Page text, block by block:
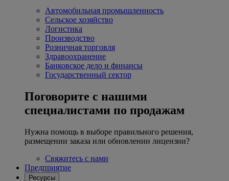
Автомобильная промышленность
Сельское хозяйство
Логистика
Производство
Розничная торговля
Здравоохранение
Банковское дело и финансы
Государственный сектор
Поговорите с нашими
специалистами по продажам
Нужна помощь в выборе правильного решения,
размещении заказа или обновлении лицензии?
Свяжитесь с нами
Предприятие
Ресурсы